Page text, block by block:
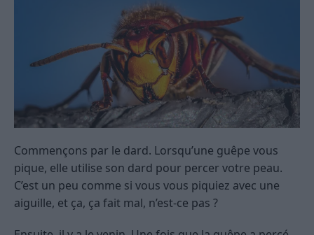
Commençons par le dard. Lorsqu’une guêpe vous
pique, elle utilise son dard pour percer votre peau.
C’est un peu comme si vous vous piquiez avec une
aiguille, et ça, ça fait mal, n’est-ce pas ?